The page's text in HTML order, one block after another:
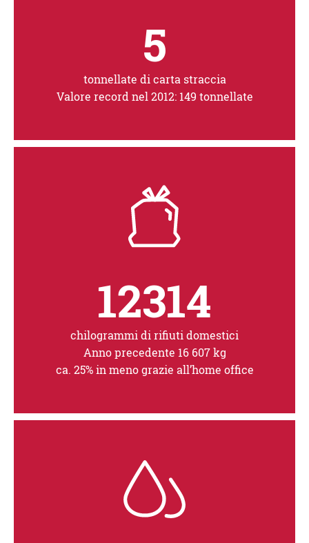
5
tonnellate di carta straccia
Valore record nel 2012: 149 tonnellate
12314
chilogrammi di rifiuti domestici
Anno precedente 16 607 kg
ca. 25% in meno grazie all’home office